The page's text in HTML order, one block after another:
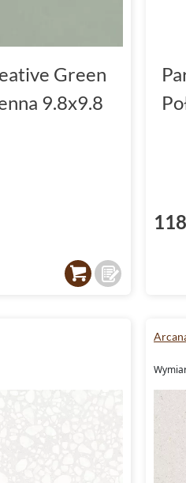
Green
9.8x9.8